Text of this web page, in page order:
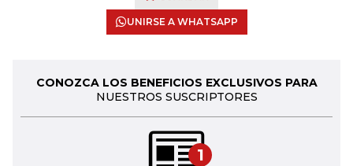
UNIRSE A WHATSAPP
CONOZCA LOS BENEFICIOS EXCLUSIVOS PARA
NUESTROS SUSCRIPTORES
1